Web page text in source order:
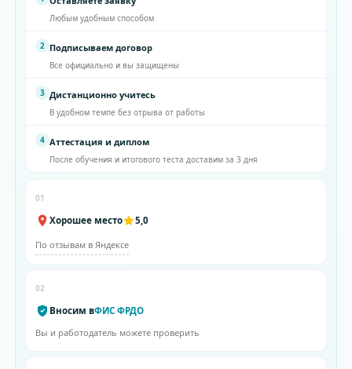
Любым удобным способом
2 Подписываем договор
Все официально и вы защищены
3 Дистанционно учитесь
В удобном темпе без отрыва от работы
4 Аттестация и диплом
После обучения и итогового теста доставим за 3 дня
01
Хорошее место 5,0
По отзывам в Яндексе
02
Вносим вФИС ФРДО
Вы и работодатель можете проверить